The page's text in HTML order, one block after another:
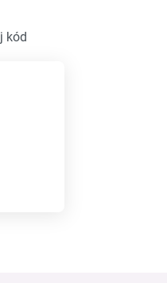
kód